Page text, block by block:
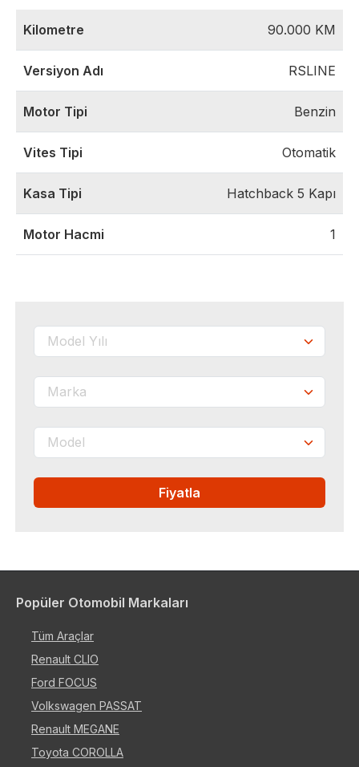
Kilometre 90.000 KM
Versiyon Adı RSLINE
Motor Tipi Benzin
Vites Tipi Otomatik
Kasa Tipi Hatchback 5 Kapı
Motor Hacmi 1
Fiyatla
Popüler Otomobil Markaları
Tüm Araçlar
Renault CLIO
Ford FOCUS
Volkswagen PASSAT
Renault MEGANE
Toyota COROLLA